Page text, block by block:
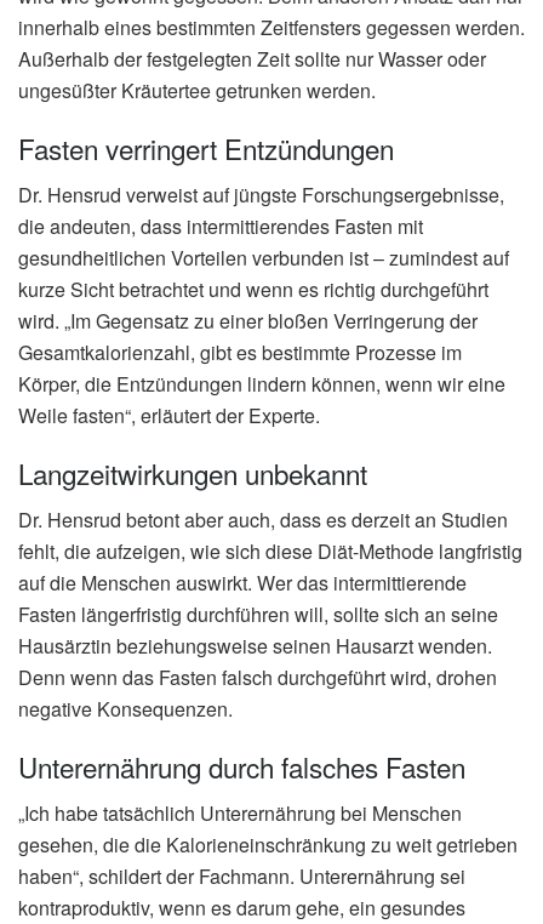
innerhalb eines bestimmten Zeitfensters gegessen werden.
Außerhalb der festgelegten Zeit sollte nur Wasser oder
ungesüßter Kräutertee getrunken werden.
Fasten verringert Entzündungen
Dr. Hensrud verweist auf jüngste Forschungsergebnisse,
die andeuten, dass intermittierendes Fasten mit
gesundheitlichen Vorteilen verbunden ist – zumindest auf
kurze Sicht betrachtet und wenn es richtig durchgeführt
wird. „Im Gegensatz zu einer bloßen Verringerung der
Gesamtkalorienzahl, gibt es bestimmte Prozesse im
Körper, die Entzündungen lindern können, wenn wir eine
Weile fasten“, erläutert der Experte.
Langzeitwirkungen unbekannt
Dr. Hensrud betont aber auch, dass es derzeit an Studien
fehlt, die aufzeigen, wie sich diese Diät-Methode langfristig
auf die Menschen auswirkt. Wer das intermittierende
Fasten längerfristig durchführen will, sollte sich an seine
Hausärztin beziehungsweise seinen Hausarzt wenden.
Denn wenn das Fasten falsch durchgeführt wird, drohen
negative Konsequenzen.
Unterernährung durch falsches Fasten
„Ich habe tatsächlich Unterernährung bei Menschen
gesehen, die die Kalorieneinschränkung zu weit getrieben
haben“, schildert der Fachmann. Unterernährung sei
kontraproduktiv, wenn es darum gehe, ein gesundes